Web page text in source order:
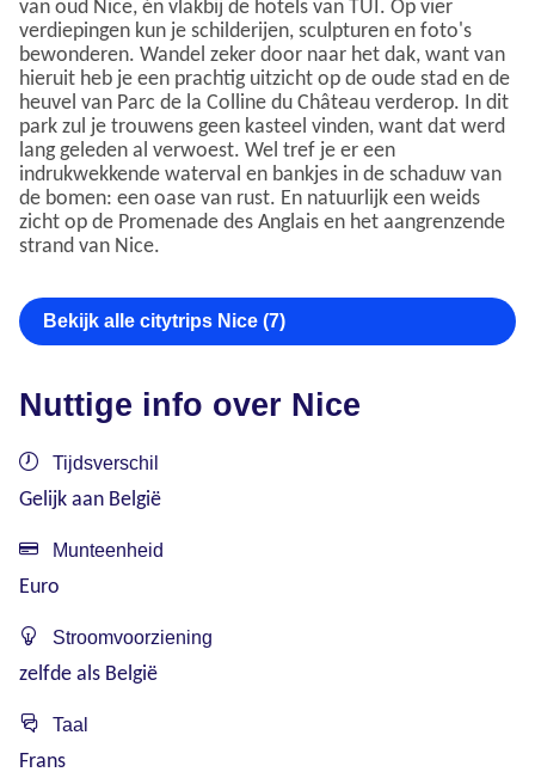
van oud Nice, én vlakbij de hotels van TUI. Op vier
verdiepingen kun je schilderijen, sculpturen en foto's
bewonderen. Wandel zeker door naar het dak, want van
hieruit heb je een prachtig uitzicht op de oude stad en de
heuvel van Parc de la Colline du Château verderop. In dit
park zul je trouwens geen kasteel vinden, want dat werd
lang geleden al verwoest. Wel tref je er een
indrukwekkende waterval en bankjes in de schaduw van
de bomen: een oase van rust. En natuurlijk een weids
zicht op de Promenade des Anglais en het aangrenzende
strand van Nice.
Bekijk alle citytrips Nice (7)
Nuttige info over Nice
Tijdsverschil
Gelijk aan België
Munteenheid
Euro
Stroomvoorziening
zelfde als België
Taal
Frans